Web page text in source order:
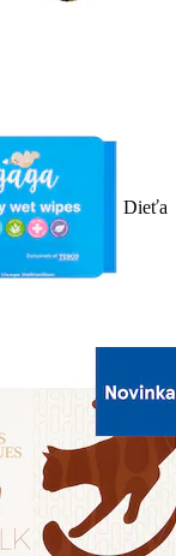
Dieťa